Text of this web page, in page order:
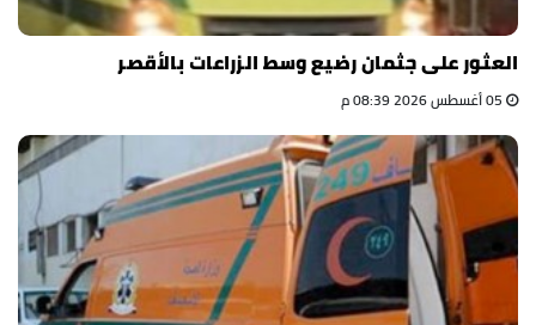
العثور على جثمان رضيع وسط الزراعات بالأقصر